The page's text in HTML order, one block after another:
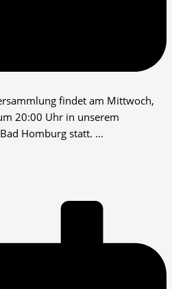
findet am Mittwoch,
20:00 Uhr in unserem
Homburg statt. ...